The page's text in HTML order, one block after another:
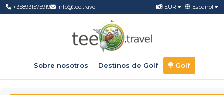
+358931575919 info@tee.travel EUR Español
Sobre nosotros Destinos de Golf Golf